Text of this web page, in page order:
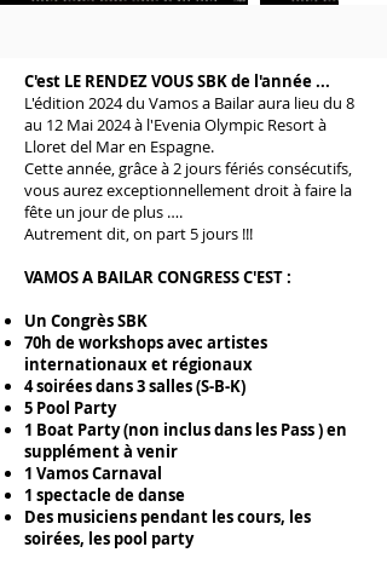
C'est LE RENDEZ VOUS SBK de l'année ...
L'édition 2024 du Vamos a Bailar aura lieu du 8
au 12 Mai 2024 à l'Evenia Olympic Resortà
Lloret del Mar en Espagne.
Cette année, grâce à 2 jours fériés consécutifs,
vous aurez exceptionnellement droit à faire la
fête un jour de plus ….
Autrement dit, on part 5 jours !!!
VAMOS A BAILAR CONGRESS C'EST :
Un Congrès SBK
70h de workshops avec artistes
internationaux et régionaux
4 soirées dans 3 salles (S-B-K)
5 Pool Party
1 Boat Party (non inclus dans les Pass ) en
supplément à venir
1 Vamos Carnaval
1 spectacle de danse
Des musiciens pendant les cours, les
soirées, les pool party